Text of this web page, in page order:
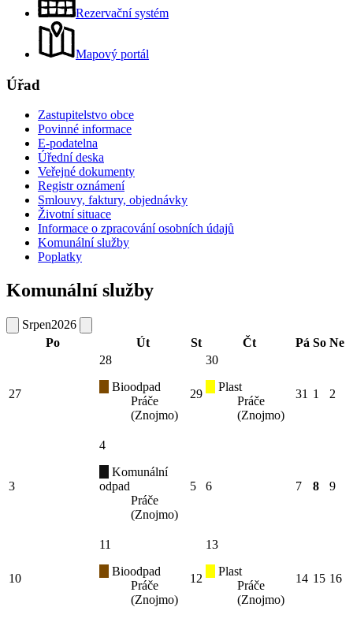
Rezervační systém
Mapový portál
Úřad
Zastupitelstvo obce
Povinné informace
E-podatelna
Úřední deska
Veřejné dokumenty
Registr oznámení
Smlouvy, faktury, objednávky
Životní situace
Informace o zpracování osobních údajů
Komunální služby
Poplatky
Komunální služby
Srpen2026
Po
Út St Čt Pá So Ne
27
28
Bioodpad
Práče
(Znojmo)
29
30
Plast
Práče
(Znojmo)
31 1 2
3
4
Komunální
odpad
Práče
(Znojmo)
5 6 7 8 9
10
11
Bioodpad
Práče
(Znojmo)
12
13
Plast
Práče
(Znojmo)
14 15 16